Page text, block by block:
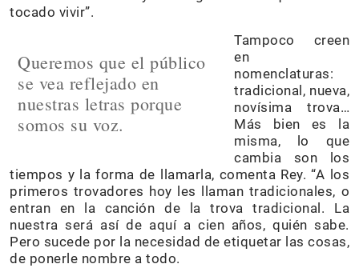
tocado vivir”.
Queremos que el público
se vea reflejado en
nuestras letras porque
somos su voz.
Tampoco creen
en
nomenclaturas:
tradicional, nueva,
novísima trova…
Más bien es la
misma, lo que
cambia son los
tiempos y la forma de llamarla, comenta Rey. “A los
primeros trovadores hoy les llaman tradicionales, o
entran en la canción de la trova tradicional. La
nuestra será así de aquí a cien años, quién sabe.
Pero sucede por la necesidad de etiquetar las cosas,
de ponerle nombre a todo.